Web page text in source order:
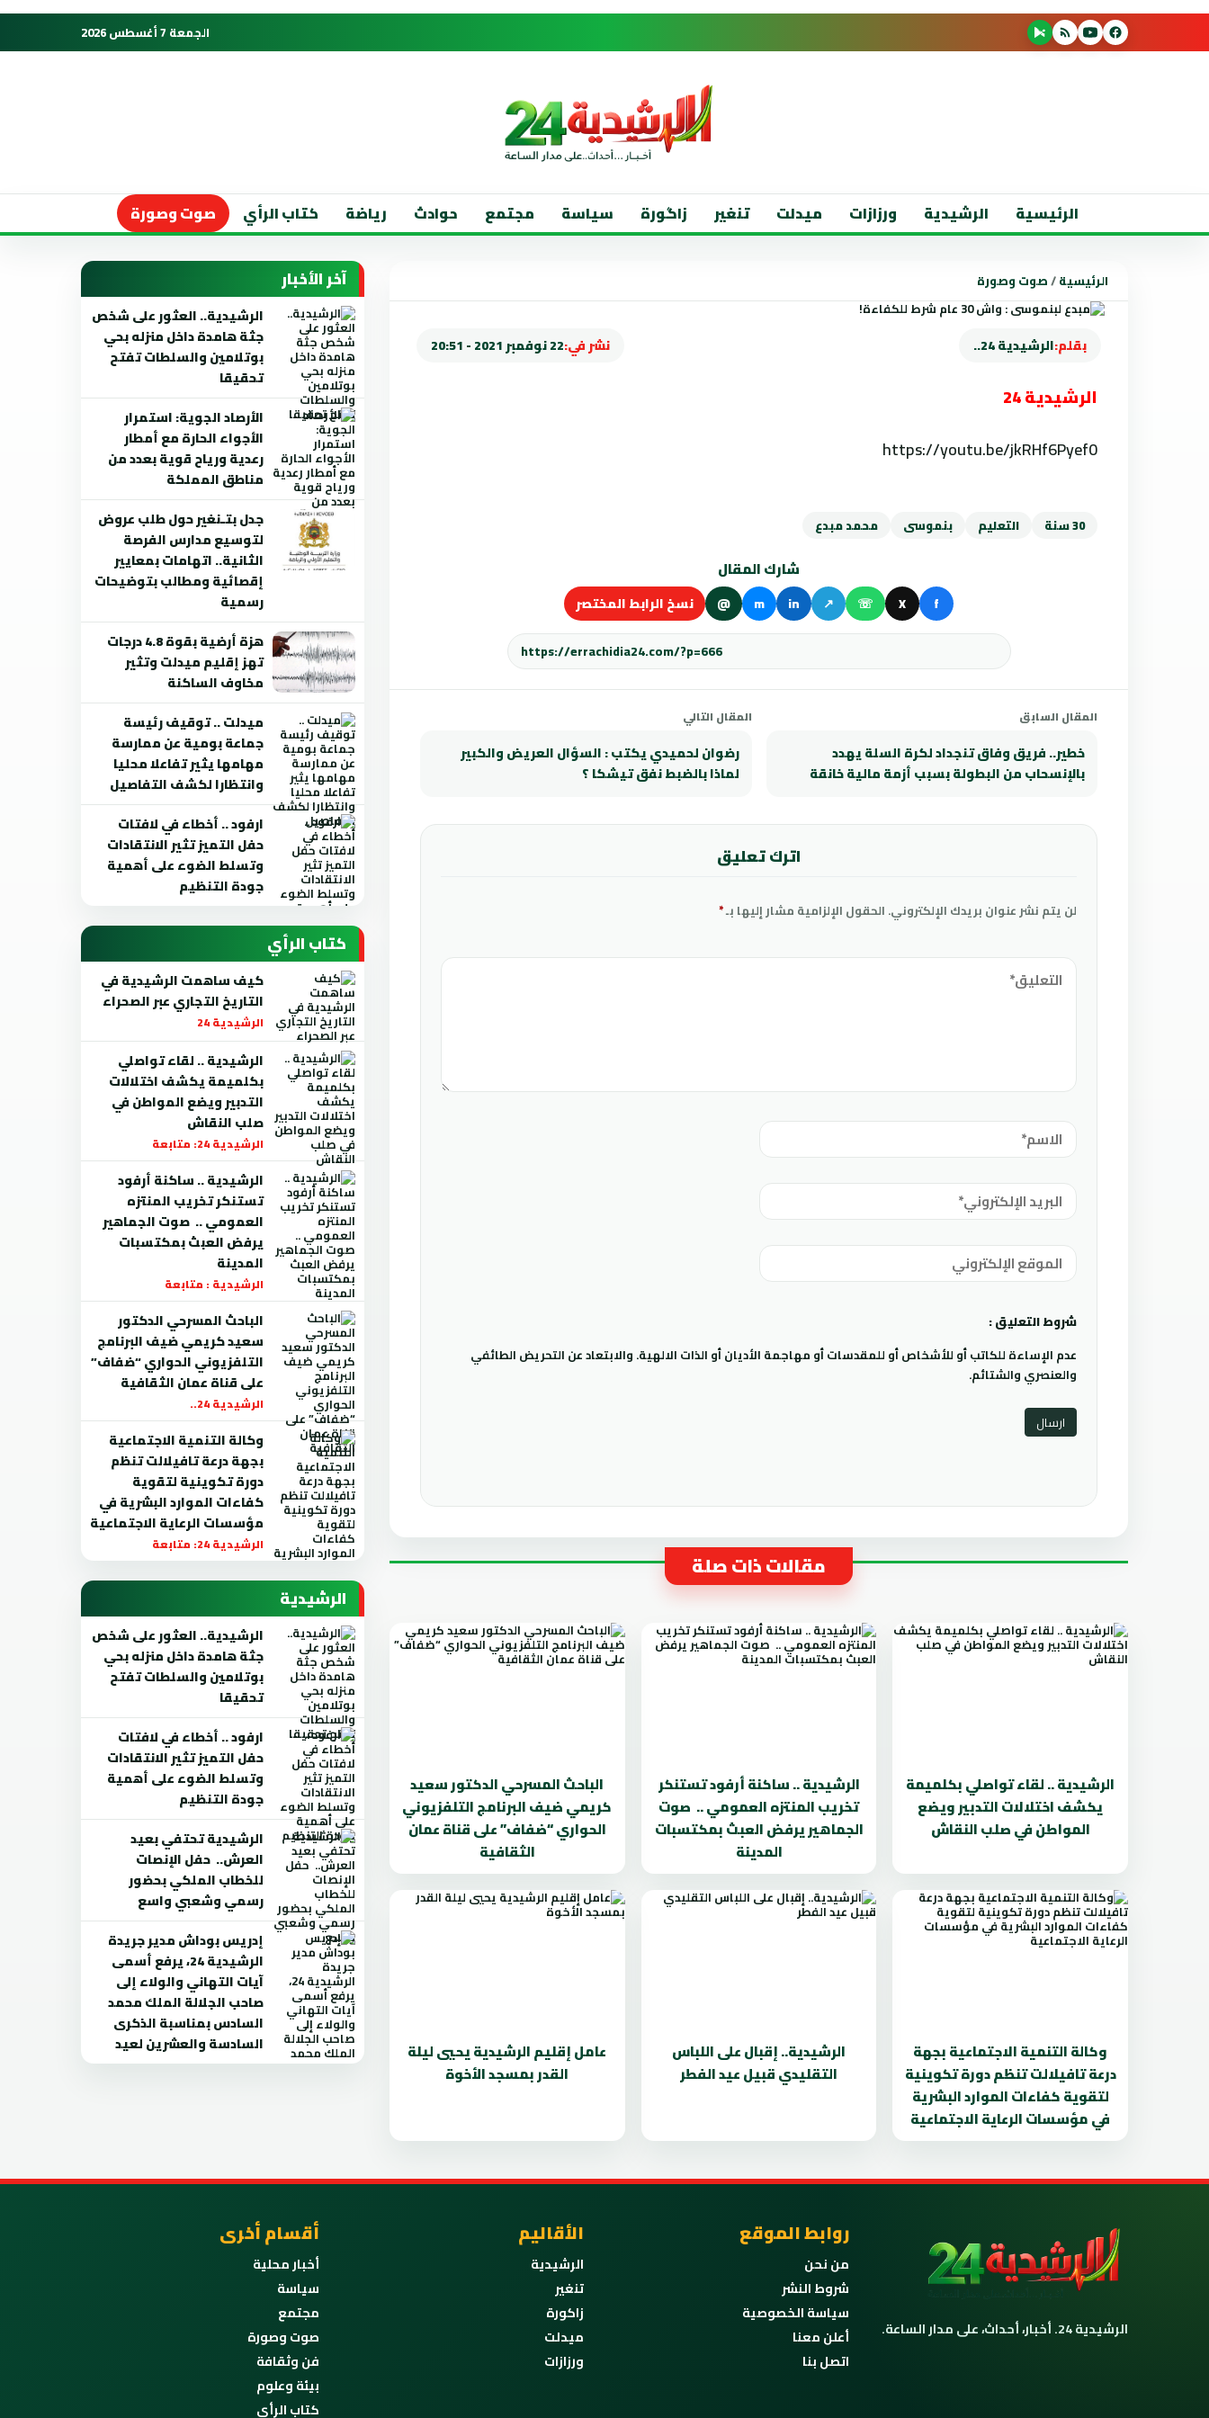
الجمعة 7 أغسطس 2026
الرئيسية الرشيدية ورزازات ميدلت تنغير زاگورة سياسة مجتمع حوادث رياضة كتاب الرأي صوت وصورة
الرئيسية/صوت وصورة
بقلم:الرشيدية 24.. نشر في:22 نوفمبر 2021 - 20:51
الرشيدية 24
https://youtu.be/jkRHf6Pyef0
30 سنة التعليم بنموسى محمد مبدع
شارك المقال
f
X
☏
↗
in
m
@ نسخ الرابط المختصر
المقال السابق
خطير.. فريق وفاق تنجداد لكرة السلة يهدد
بالإنسحاب من البطولة بسبب أزمة مالية خانقة
المقال التالي
رضوان لحميدي يكتب : السؤال العريض والكبير
لماذا بالضبط نفق تيشكا ؟
اترك تعليق
لن يتم نشر عنوان بريدك الإلكتروني. الحقول الإلزامية مشار إليها بـ*
شروط التعليق :
عدم الإساءة للكاتب أو للأشخاص أو للمقدسات أو مهاجمة الأديان أو الذات الالهية. والابتعاد عن التحريض الطائفي
والعنصري والشتائم.
مقالات ذات صلة
الرشيدية .. لقاء تواصلي بكلميمة
يكشف اختلالات التدبير ويضع
المواطن في صلب النقاش
الرشيدية .. ساكنة أرفود تستنكر
تخريب المنتزه العمومي .. صوت
الجماهير يرفض العبث بمكتسبات
المدينة
الباحث المسرحي الدكتور سعيد
كريمي ضيف البرنامج التلفزيوني
الحواري “ضفاف” على قناة عمان
الثقافية
وكالة التنمية الاجتماعية بجهة
درعة تافيلالت تنظم دورة تكوينية
لتقوية كفاءات الموارد البشرية
في مؤسسات الرعاية الاجتماعية
الرشيدية.. إقبال على اللباس
التقليدي قبيل عيد الفطر
عامل إقليم الرشيدية يحيي ليلة
القدر بمسجد الأخوة
آخر الأخبار
الرشيدية.. العثور على شخص
جثة هامدة داخل منزله بحي
بوتلامين والسلطات تفتح
تحقيقا
الأرصاد الجوية: استمرار
الأجواء الحارة مع أمطار
رعدية ورياح قوية بعدد من
مناطق المملكة
جدل بتـنغير حول طلب عروض
لتوسيع مدارس الفرصة
الثانية.. اتهامات بمعايير
إقصائية ومطالب بتوضيحات
رسمية
هزة أرضية بقوة 4.8 درجات
تهز إقليم ميدلت وتثير
مخاوف الساكنة
ميدلت .. توقيف رئيسة
جماعة بومية عن ممارسة
مهامها يثير تفاعلا محليا
وانتظارا لكشف التفاصيل
ارفود .. أخطاء في لافتات
حفل التميز تثير الانتقادات
وتسلط الضوء على أهمية
جودة التنظيم
كتاب الرأي
كيف ساهمت الرشيدية في
التاريخ التجاري عبر الصحراء
الرشيدية 24
الرشيدية .. لقاء تواصلي
بكلميمة يكشف اختلالات
التدبير ويضع المواطن في
صلب النقاش
الرشيدية 24: متابعة
الرشيدية .. ساكنة أرفود
تستنكر تخريب المنتزه
العمومي .. صوت الجماهير
يرفض العبث بمكتسبات
المدينة
الرشيدية : متابعة
الباحث المسرحي الدكتور
سعيد كريمي ضيف البرنامج
التلفزيوني الحواري “ضفاف”
على قناة عمان الثقافية
الرشيدية 24..
وكالة التنمية الاجتماعية
بجهة درعة تافيلالت تنظم
دورة تكوينية لتقوية
كفاءات الموارد البشرية في
مؤسسات الرعاية الاجتماعية
الرشيدية 24: متابعة
الرشيدية
الرشيدية.. العثور على شخص
جثة هامدة داخل منزله بحي
بوتلامين والسلطات تفتح
تحقيقا
ارفود .. أخطاء في لافتات
حفل التميز تثير الانتقادات
وتسلط الضوء على أهمية
جودة التنظيم
الرشيدية تحتفي بعيد
العرش.. حفل الإنصات
للخطاب الملكي بحضور
رسمي وشعبي واسع
إدريس بوداش مدير جريدة
الرشيدية 24، يرفع أسمى
آيات التهاني والولاء إلى
صاحب الجلالة الملك محمد
السادس بمناسبة الذكرى
السادسة والعشرين لعيد
الرشيدية 24. أخبار، أحداث، على مدار الساعة.
روابط الموقع
من نحن
شروط النشر
سياسة الخصوصية
أعلن معنا
اتصل بنا
الأقاليم
الرشيدية
تنغير
زاكورة
ميدلت
ورزازات
أقسام أخرى
أخبار محلية
سياسة
مجتمع
صوت وصورة
فن وثقافة
بيئة وعلوم
كتاب الرأي